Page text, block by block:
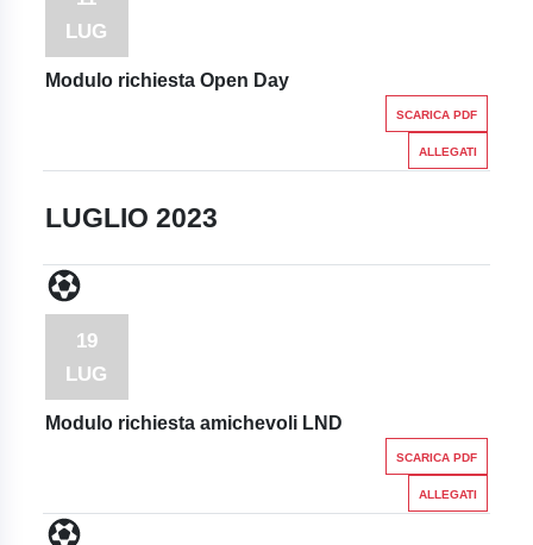
LUG
Modulo richiesta Open Day
SCARICA PDF
ALLEGATI
LUGLIO 2023
19
LUG
Modulo richiesta amichevoli LND
SCARICA PDF
ALLEGATI